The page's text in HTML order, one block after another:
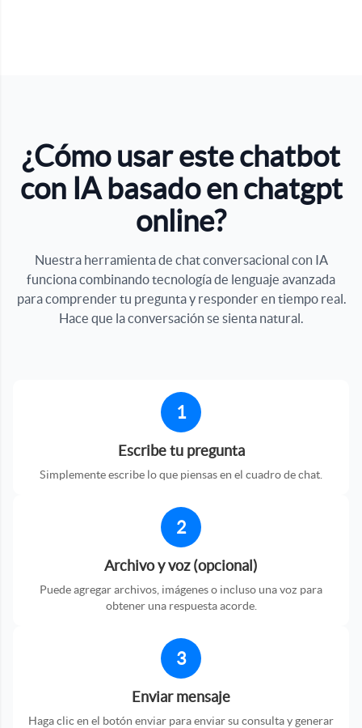
¿Cómo usar este chatbot
con IA basado en chatgpt
online?
Nuestra herramienta de chat conversacional con IA
funciona combinando tecnología de lenguaje avanzada
para comprender tu pregunta y responder en tiempo real.
Hace que la conversación se sienta natural.
1
Escribe tu pregunta
Simplemente escribe lo que piensas en el cuadro de chat.
2
Archivo y voz (opcional)
Puede agregar archivos, imágenes o incluso una voz para
obtener una respuesta acorde.
3
Enviar mensaje
Haga clic en el botón enviar para enviar su consulta y generar